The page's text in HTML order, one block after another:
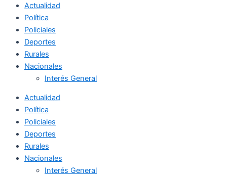
Actualidad
Política
Policiales
Deportes
Rurales
Nacionales
Interés General
Actualidad
Política
Policiales
Deportes
Rurales
Nacionales
Interés General